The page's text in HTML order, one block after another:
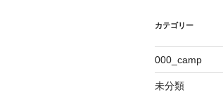
カテゴリー
000_camp
未分類